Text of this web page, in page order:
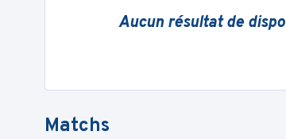
Aucun résultat de
Matchs